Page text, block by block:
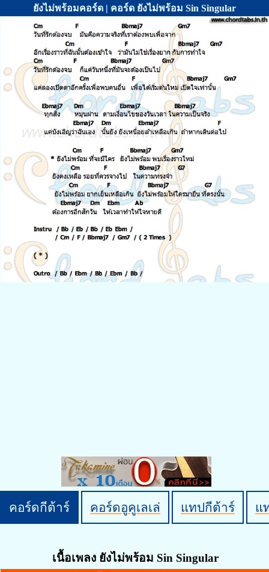
ยังไม่พร้อมคอร์ด | คอร์ด ยังไม่พร้อม Sin Singular
คอร์ดกีต้าร์ คอร์ดอูคูเลเล่ แทปกีต้าร์ แ
เนื้อเพลง ยังไม่พร้อม Sin Singular